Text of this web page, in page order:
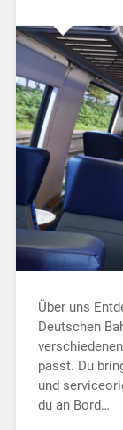
Über uns
Deutschen
passt. Du
und
du an Bord…